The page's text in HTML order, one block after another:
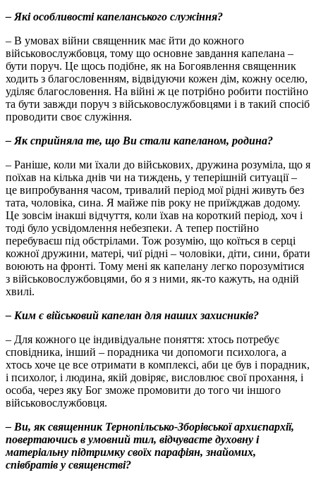
– Які особливості капеланського служіння?
– В умовах війни священник має йти до кожного
військовослужбовця, тому що основне завдання капелана –
бути поруч. Це щось подібне, як на Богоявлення священник
ходить з благословенням, відвідуючи кожен дім, кожну оселю,
уділяє благословення. На війні ж це потрібно робити постійно
та бути завжди поруч з військовослужбовцями і в такий спосіб
проводити своє служіння.
– Як сприйняла те, що Ви стали капеланом, родина?
– Раніше, коли ми їхали до військових, дружина розуміла, що я
поїхав на кілька днів чи на тиждень, у теперішній ситуації –
це випробування часом, тривалий період мої рідні живуть без
тата, чоловіка, сина. Я майже пів року не приїжджав додому.
Це зовсім інакші відчуття, коли їхав на короткий період, хоч і
тоді було усвідомлення небезпеки. А тепер постійно
перебуваєш під обстрілами. Тож розумію, що коїться в серці
кожної дружини, матері, чиї рідні – чоловіки, діти, сини, брати
воюють на фронті. Тому мені як капелану легко порозумітися
з військовослужбовцями, бо я з ними, як-то кажуть, на одній
хвилі.
– Ким є військовий капелан для наших захисників?
– Для кожного це індивідуальне поняття: хтось потребує
сповідника, інший – порадника чи допомоги психолога, а
хтось хоче це все отримати в комплексі, аби це був і порадник,
і психолог, і людина, якій довіряє, висловлює свої прохання, і
особа, через яку Бог зможе промовити до того чи іншого
військовослужбовця.
– Ви, як священник Тернопільсько-Зборівської архиєпархії,
повертаючись в умовний тил, відчуваєте духовну і
матеріальну підтримку своїх парафіян, знайомих,
співбратів у священстві?